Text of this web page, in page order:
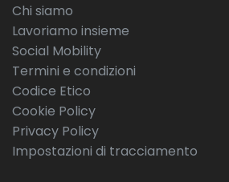
Chi siamo
Lavoriamo insieme
Social Mobility
Termini e condizioni
Codice Etico
Cookie Policy
Privacy Policy
Impostazioni di tracciamento